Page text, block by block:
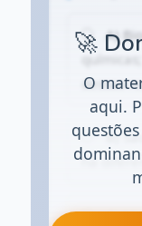
🚀
O
aqui.
A)
dessas
B)
há
C)